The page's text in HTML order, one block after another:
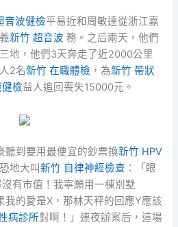
音波健檢平易近和周敏達從浙江嘉
新竹 超音波務。之后兩天，他們
地，他們3天奔走了近2000公里
2名新竹 在職體檢 ，為新竹 帶狀
檢益人追回喪失15000元。
聽到要用最便宜的鈔票換新竹 HPV
地大叫新竹 自律神經檢查 ：「眼
有市值！我寧願用一棟別墅
我的愛是X，那林天秤的回應Y應該
病診所對啊！」連夜辦案后，這場